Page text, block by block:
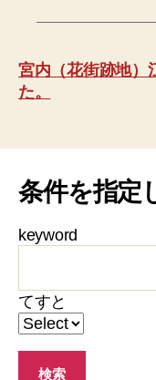
宮内（花街跡地）
た。
条件を指定
keyword
てすと